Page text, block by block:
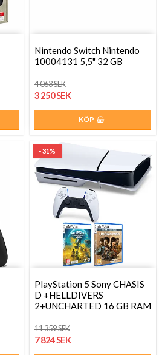
Nintendo Switch Nintendo
10004131 5,5" 32 GB
4 063 SEK
3 250 SEK
KÖP
- 31%
PlayStation 5 Sony CHASIS
D +HELLDIVERS
2+UNCHARTED 16 GB RAM
11 359 SEK
7 824 SEK